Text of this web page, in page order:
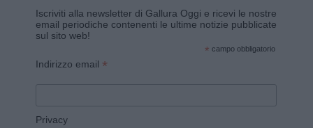
Iscriviti alla newsletter di Gallura Oggi e ricevi le nostre
email periodiche contenenti le ultime notizie pubblicate
sul sito web!
* campo obbligatorio
Indirizzo email *
Privacy